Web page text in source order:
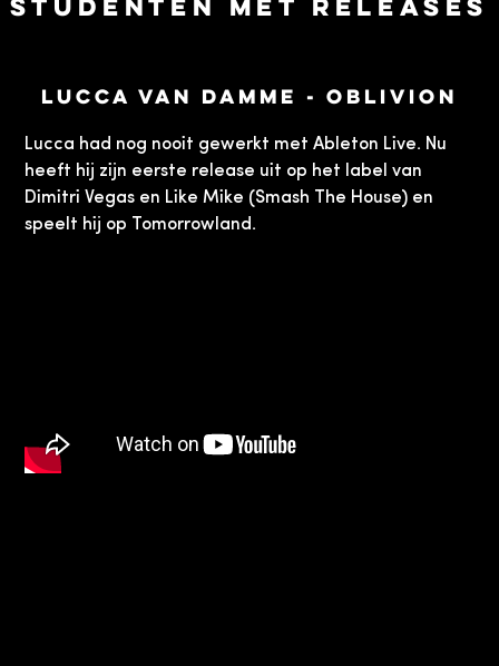
Lucca Van Damme - Oblivion
Lucca had nog nooit gewerkt met Ableton Live. Nu
heeft hij zijn eerste release uit op het label van
Dimitri Vegas en Like Mike (Smash The House) en
speelt hij op Tomorrowland.